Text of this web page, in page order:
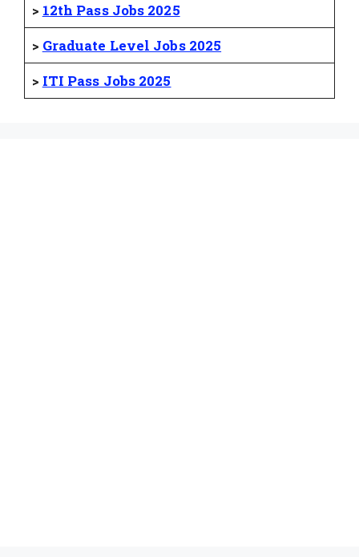
> 12th Pass Jobs 2025
> Graduate Level Jobs 2025
> ITI Pass Jobs 2025